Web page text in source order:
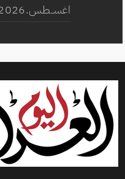
07 اغســطس.2026 - 21:11